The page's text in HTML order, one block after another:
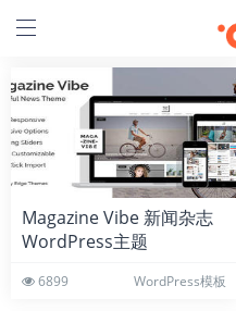
Magazine Vibe 新闻杂志
WordPress主题
6899 WordPress模板